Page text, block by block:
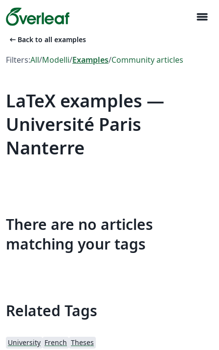
menu
arrow_left_alt Back to all examples
Filters:All/Modelli/Examples/Community articles
LaTeX examples —
Université Paris
Nanterre
There are no articles
matching your tags
Related Tags
University French Theses